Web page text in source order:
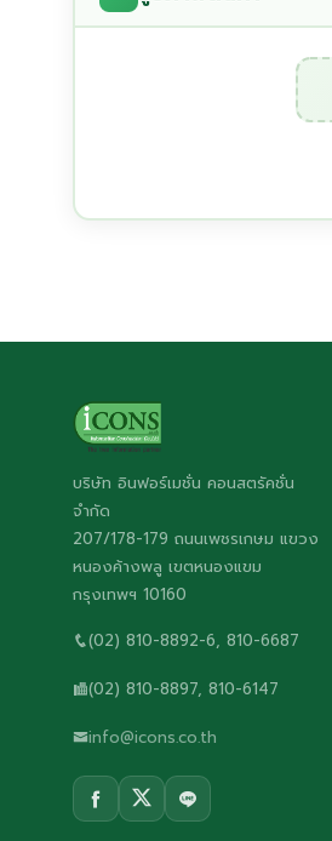
บริษัท อินฟอร์เมชั่น คอนสตรัคชั่น
จำกัด
207/178-179 ถนนเพชรเกษม แขวง
หนองค้างพลู เขตหนองแขม
กรุงเทพฯ 10160
(02) 810-8892-6, 810-6687
(02) 810-8897, 810-6147
info@icons.co.th